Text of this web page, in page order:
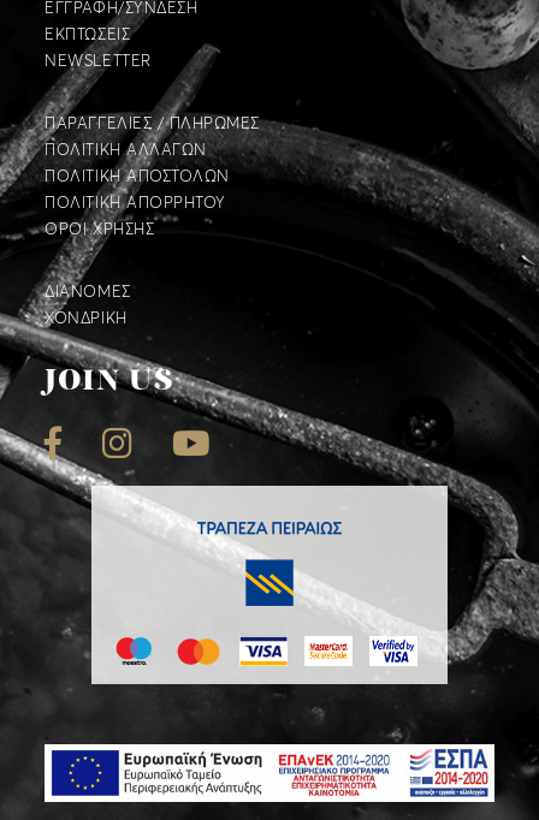
ΕΓΓΡΑΦΗ/ΣΥΝΔΕΣΗ
ΕΚΠΤΩΣΕΙΣ
NEWSLETTER
ΠΑΡΑΓΓΕΛΙΕΣ / ΠΛΗΡΩΜΕΣ
ΠΟΛΙΤΙΚΗ ΑΛΛΑΓΩΝ
ΠΟΛΙΤΙΚΗ ΑΠΟΣΤΟΛΩΝ
ΠΟΛΙΤΙΚΗ ΑΠΟΡΡΗΤΟΥ
ΟΡΟΙ ΧΡΗΣΗΣ
ΔΙΑΝΟΜΕΣ
ΧΟΝΔΡΙΚΗ
JOIN US